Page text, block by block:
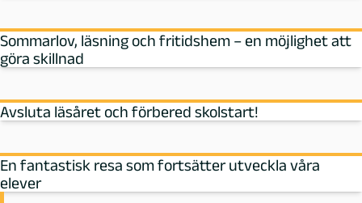
Sommarlov, läsning och fritidshem – en möjlighet att
göra skillnad
Avsluta läsåret och förbered skolstart!
En fantastisk resa som fortsätter utveckla våra
elever